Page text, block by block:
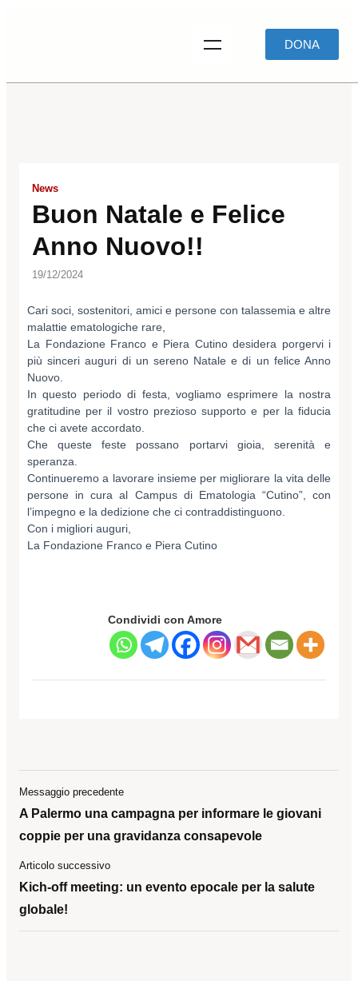
DONA
News
Buon Natale e Felice
Anno Nuovo!!
19/12/2024
Cari soci, sostenitori, amici e persone con talassemia e altre
malattie ematologiche rare,
La Fondazione Franco e Piera Cutino desidera porgervi i
più sinceri auguri di un sereno Natale e di un felice Anno
Nuovo.
In questo periodo di festa, vogliamo esprimere la nostra
gratitudine per il vostro prezioso supporto e per la fiducia
che ci avete accordato.
Che queste feste possano portarvi gioia, serenità e
speranza.
Continueremo a lavorare insieme per migliorare la vita delle
persone in cura al Campus di Ematologia “Cutino”, con
l’impegno e la dedizione che ci contraddistinguono.
Con i migliori auguri,
La Fondazione Franco e Piera Cutino
Condividi con Amore
Messaggio precedente
A Palermo una campagna per informare le giovani
coppie per una gravidanza consapevole
Articolo successivo
Kich-off meeting: un evento epocale per la salute
globale!